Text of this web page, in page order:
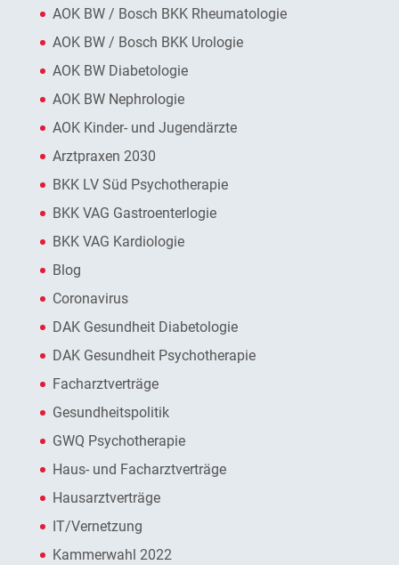
AOK BW / Bosch BKK Rheumatologie
AOK BW / Bosch BKK Urologie
AOK BW Diabetologie
AOK BW Nephrologie
AOK Kinder- und Jugendärzte
Arztpraxen 2030
BKK LV Süd Psychotherapie
BKK VAG Gastroenterlogie
BKK VAG Kardiologie
Blog
Coronavirus
DAK Gesundheit Diabetologie
DAK Gesundheit Psychotherapie
Facharztverträge
Gesundheitspolitik
GWQ Psychotherapie
Haus- und Facharztverträge
Hausarztverträge
IT/Vernetzung
Kammerwahl 2022